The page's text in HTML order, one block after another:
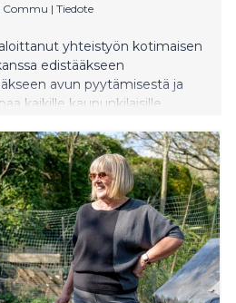
Commu | Tiedote
yhteistyön kotimaisen
edistääkseen
avun pyytämisestä ja
kaikille kaupunkilaisille.
Sen kautta voi
tarjota apua arjen
talkoista.